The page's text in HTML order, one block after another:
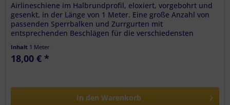
Airlineschiene im Halbrundprofil, eloxiert, vorgebohrt und
gesenkt, in der Länge von 1 Meter. Eine große Anzahl von
passenden Sperrbalken und Zurrgurten mit
entsprechenden Beschlägen für die verschiedensten
Inhalt 1 Meter
18,00 € *
In den Warenkorb